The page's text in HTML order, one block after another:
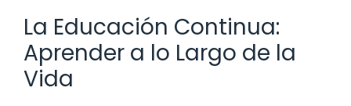
La Educación Continua:
Aprender a lo Largo de la
Vida